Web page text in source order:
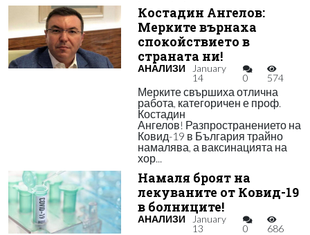
Костадин Ангелов:
Мерките върнаха
спокойствието в
страната ни!
АНАЛИЗИ
January
14
0 574
Мерките свършиха отлична
работа, категоричен е проф.
Костадин
Ангелов! Разпространението на
Ковид-19 в България трайно
намалява, а ваксинацията на
хор...
Намаля броят на
лекуваните от Ковид-19
в болниците!
АНАЛИЗИ
January
13
0 686